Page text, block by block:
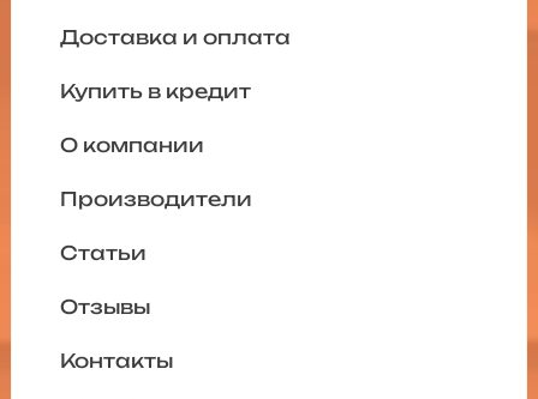
Доставка и оплата
Купить в кредит
О компании
Производители
Статьи
Отзывы
Контакты